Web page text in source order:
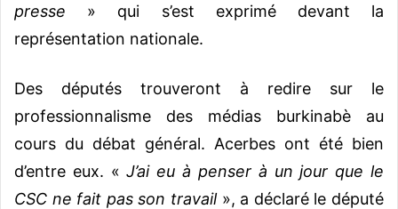
presse » qui s’est exprimé devant la
représentation nationale.
Des députés trouveront à redire sur le
professionnalisme des médias burkinabè au
cours du débat général. Acerbes ont été bien
d’entre eux. «J’ai eu à penser à un jour que le
CSC ne fait pas son travail», a déclaré le député